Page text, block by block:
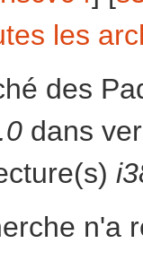
les
des
dans
n'a